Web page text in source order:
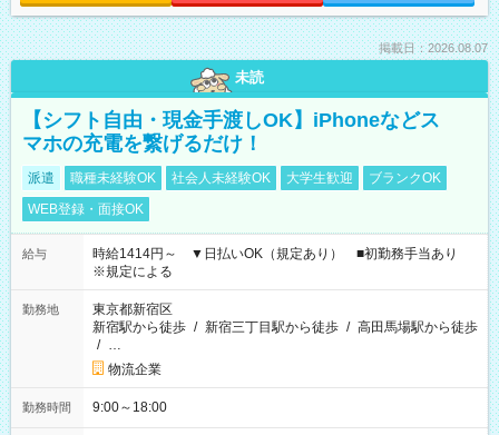
掲載日：2026.08.07
未読
【シフト自由・現金手渡しOK】iPhoneなどス
マホの充電を繋げるだけ！
派遣 職種未経験OK 社会人未経験OK 大学生歓迎
ブランクOK
WEB登録・面接OK
給与
時給1414円～ ▼日払いOK（規定あり） ■初勤務手当あり
※規定による
勤務地
東京都新宿区
新宿駅から徒歩 / 新宿三丁目駅から徒歩 / 高田馬場駅から徒歩
/ …
物流企業
勤務時間 9:00～18:00